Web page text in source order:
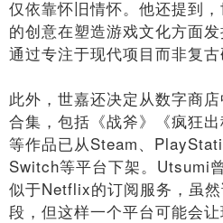
仅依靠怀旧情怀。他还提到
的创意在塑造游戏文化方面
通过专注于现代项目而非复古
此外，世嘉还决定从数字商
合集，包括《战斧》《疯狂出
等作品已从Steam、
Switch等平台下架。Utsumi
似于Netflix的订阅服务，虽
段，但这样一个平台可能会